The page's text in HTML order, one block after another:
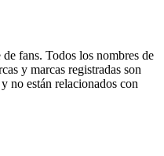
fans. Todos los nombres de
y marcas registradas son
no están relacionados con